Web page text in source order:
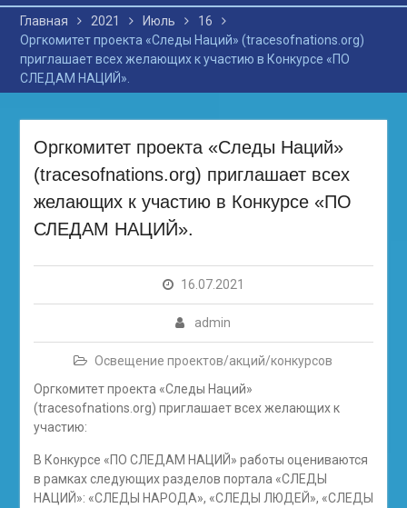
Главная 2021 Июль
16
Оргкомитет проекта «Следы Наций» (tracesofnations.org)
приглашает всех желающих к участию в Конкурсе «ПО
СЛЕДАМ НАЦИЙ».
Оргкомитет проекта «Следы Наций»
(tracesofnations.org) приглашает всех
желающих к участию в Конкурсе «ПО
СЛЕДАМ НАЦИЙ».
16.07.2021
admin
Освещение проектов/акций/конкурсов
Оргкомитет проекта «Следы Наций»
(tracesofnations.org) приглашает всех желающих к
участию:
В Конкурсе «ПО СЛЕДАМ НАЦИЙ» работы оцениваются
в рамках следующих разделов портала «СЛЕДЫ
НАЦИЙ»: «СЛЕДЫ НАРОДА», «СЛЕДЫ ЛЮДЕЙ», «СЛЕДЫ